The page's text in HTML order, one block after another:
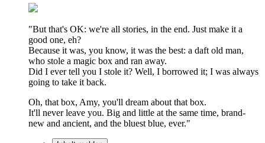
"But that's OK: we're all stories, in the end. Just make it a
good one, eh?
Because it was, you know, it was the best: a daft old man,
who stole a magic box and ran away.
Did I ever tell you I stole it? Well, I borrowed it; I was always
going to take it back.
Oh, that box, Amy, you'll dream about that box.
It'll never leave you. Big and little at the same time, brand-
new and ancient, and the bluest blue, ever."